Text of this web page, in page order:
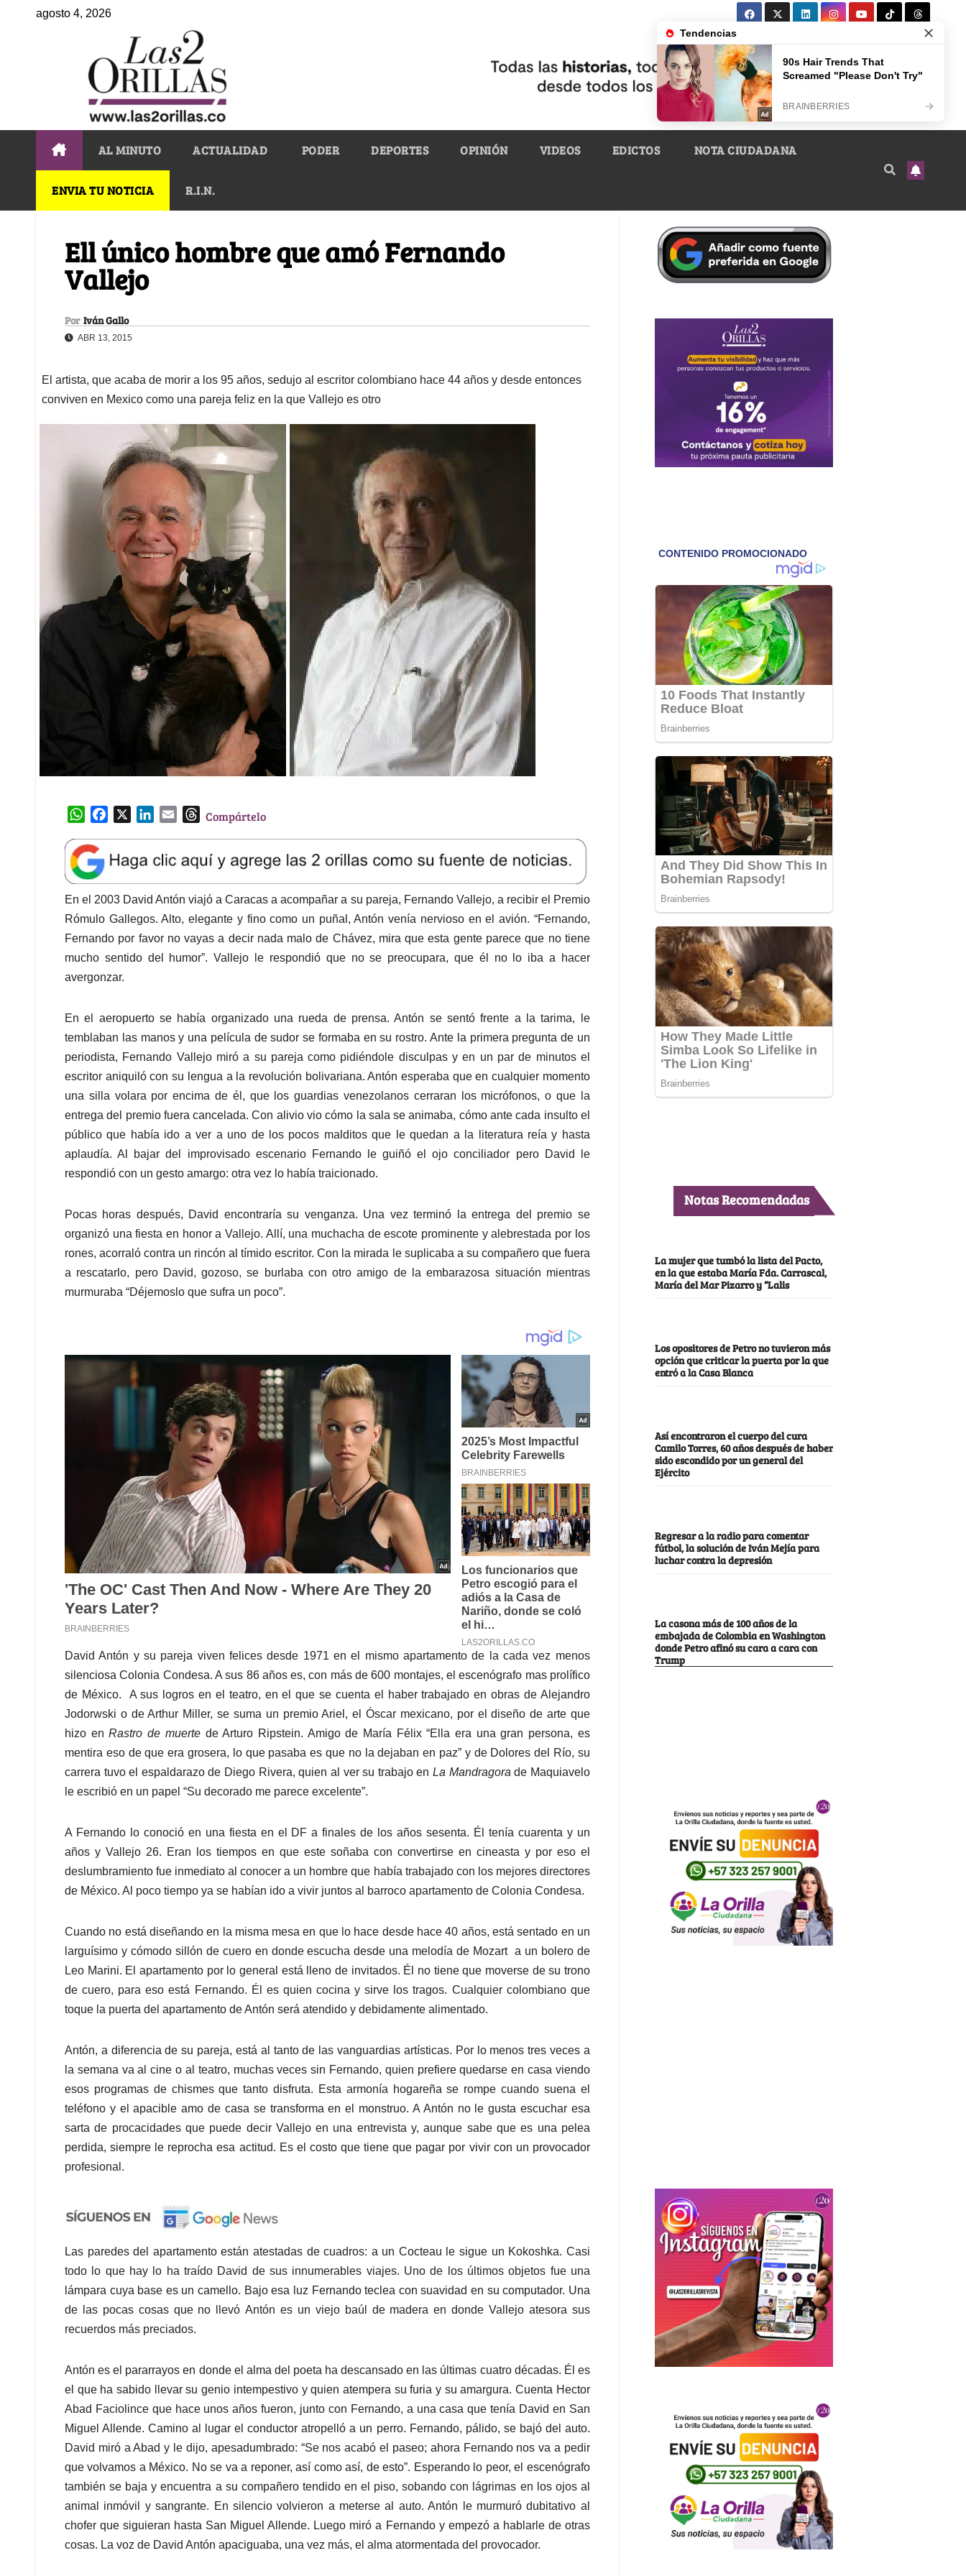
agosto 4, 2026
AL MINUTO ACTUALIDAD PODER DEPORTES OPINIÓN VIDEOS EDICTOS NOTA CIUDADANA
ENVIA TU NOTICIA R.I.N.
Ell único hombre que amó Fernando
Vallejo
Por Iván Gallo
ABR 13, 2015
El artista, que acaba de morir a los 95 años, sedujo al escritor colombiano hace 44 años y desde entonces
conviven en Mexico como una pareja feliz en la que Vallejo es otro
W
a
t
s
A
p
p
e
b
o
o
k
k
e
d
I
n
l
T
e
a
d
s
Compártelo
En el 2003 David Antón viajó a Caracas a acompañar a su pareja, Fernando Vallejo, a recibir el Premio
Rómulo Gallegos. Alto, elegante y fino como un puñal, Antón venía nervioso en el avión. “Fernando,
Fernando por favor no vayas a decir nada malo de Chávez, mira que esta gente parece que no tiene
mucho sentido del humor”. Vallejo le respondió que no se preocupara, que él no lo iba a hacer
avergonzar.
En el aeropuerto se había organizado una rueda de prensa. Antón se sentó frente a la tarima, le
temblaban las manos y una película de sudor se formaba en su rostro. Ante la primera pregunta de un
periodista, Fernando Vallejo miró a su pareja como pidiéndole disculpas y en un par de minutos el
escritor aniquiló con su lengua a la revolución bolivariana. Antón esperaba que en cualquier momento
una silla volara por encima de él, que los guardias venezolanos cerraran los micrófonos, o que la
entrega del premio fuera cancelada. Con alivio vio cómo la sala se animaba, cómo ante cada insulto el
público que había ido a ver a uno de los pocos malditos que le quedan a la literatura reía y hasta
aplaudía. Al bajar del improvisado escenario Fernando le guiñó el ojo conciliador pero David le
respondió con un gesto amargo: otra vez lo había traicionado.
Pocas horas después, David encontraría su venganza. Una vez terminó la entrega del premio se
organizó una fiesta en honor a Vallejo. Allí, una muchacha de escote prominente y alebrestada por los
rones, acorraló contra un rincón al tímido escritor. Con la mirada le suplicaba a su compañero que fuera
a rescatarlo, pero David, gozoso, se burlaba con otro amigo de la embarazosa situación mientras
murmuraba “Déjemoslo que sufra un poco”.
David Antón y su pareja viven felices desde 1971 en el mismo apartamento de la cada vez menos
silenciosa Colonia Condesa. A sus 86 años es, con más de 600 montajes, el escenógrafo mas prolífico
de México. A sus logros en el teatro, en el que se cuenta el haber trabajado en obras de Alejandro
Jodorwski o de Arthur Miller, se suma un premio Ariel, el Óscar mexicano, por el diseño de arte que
hizo enRastro de muertede Arturo Ripstein. Amigo de María Félix “Ella era una gran persona, es
mentira eso de que era grosera, lo que pasaba es que no la dejaban en paz” y de Dolores del Río, su
carrera tuvo el espaldarazo de Diego Rivera, quien al ver su trabajo en La Mandragorade Maquiavelo
le escribió en un papel “Su decorado me parece excelente”.
A Fernando lo conoció en una fiesta en el DF a finales de los años sesenta. Él tenía cuarenta y un
años y Vallejo 26. Eran los tiempos en que este soñaba con convertirse en cineasta y por eso el
deslumbramiento fue inmediato al conocer a un hombre que había trabajado con los mejores directores
de México. Al poco tiempo ya se habían ido a vivir juntos al barroco apartamento de Colonia Condesa.
Cuando no está diseñando en la misma mesa en que lo hace desde hace 40 años, está sentado en un
larguísimo y cómodo sillón de cuero en donde escucha desde una melodía de Mozart a un bolero de
Leo Marini. El apartamento por lo general está lleno de invitados. Él no tiene que moverse de su trono
de cuero, para eso está Fernando. Él es quien cocina y sirve los tragos. Cualquier colombiano que
toque la puerta del apartamento de Antón será atendido y debidamente alimentado.
Antón, a diferencia de su pareja, está al tanto de las vanguardias artísticas. Por lo menos tres veces a
la semana va al cine o al teatro, muchas veces sin Fernando, quien prefiere quedarse en casa viendo
esos programas de chismes que tanto disfruta. Esta armonía hogareña se rompe cuando suena el
teléfono y el apacible amo de casa se transforma en el monstruo. A Antón no le gusta escuchar esa
sarta de procacidades que puede decir Vallejo en una entrevista y, aunque sabe que es una pelea
perdida, siempre le reprocha esa actitud. Es el costo que tiene que pagar por vivir con un provocador
profesional.
Las paredes del apartamento están atestadas de cuadros: a un Cocteau le sigue un Kokoshka. Casi
todo lo que hay lo ha traído David de sus innumerables viajes. Uno de los últimos objetos fue una
lámpara cuya base es un camello. Bajo esa luz Fernando teclea con suavidad en su computador. Una
de las pocas cosas que no llevó Antón es un viejo baúl de madera en donde Vallejo atesora sus
recuerdos más preciados.
Antón es el pararrayos en donde el alma del poeta ha descansado en las últimas cuatro décadas. Él es
el que ha sabido llevar su genio intempestivo y quien atempera su furia y su amargura. Cuenta Hector
Abad Faciolince que hace unos años fueron, junto con Fernando, a una casa que tenía David en San
Miguel Allende. Camino al lugar el conductor atropelló a un perro. Fernando, pálido, se bajó del auto.
David miró a Abad y le dijo, apesadumbrado: “Se nos acabó el paseo; ahora Fernando nos va a pedir
que volvamos a México. No se va a reponer, así como así, de esto”. Esperando lo peor, el escenógrafo
también se baja y encuentra a su compañero tendido en el piso, sobando con lágrimas en los ojos al
animal inmóvil y sangrante. En silencio volvieron a meterse al auto. Antón le murmuró dubitativo al
chofer que siguieran hasta San Miguel Allende. Luego miró a Fernando y empezó a hablarle de otras
cosas. La voz de David Antón apaciguaba, una vez más, el alma atormentada del provocador.
Notas Recomendadas
La mujer que tumbó la lista del Pacto,
en la que estaba María Fda. Carrascal,
María del Mar Pizarro y “Lalis
Los opositores de Petro no tuvieron más
opción que criticar la puerta por la que
entró a la Casa Blanca
Así encontraron el cuerpo del cura
Camilo Torres, 60 años después de haber
sido escondido por un general del
Ejército
Regresar a la radio para comentar
fútbol, la solución de Iván Mejía para
luchar contra la depresión
La casona más de 100 años de la
embajada de Colombia en Washington
donde Petro afinó su cara a cara con
Trump